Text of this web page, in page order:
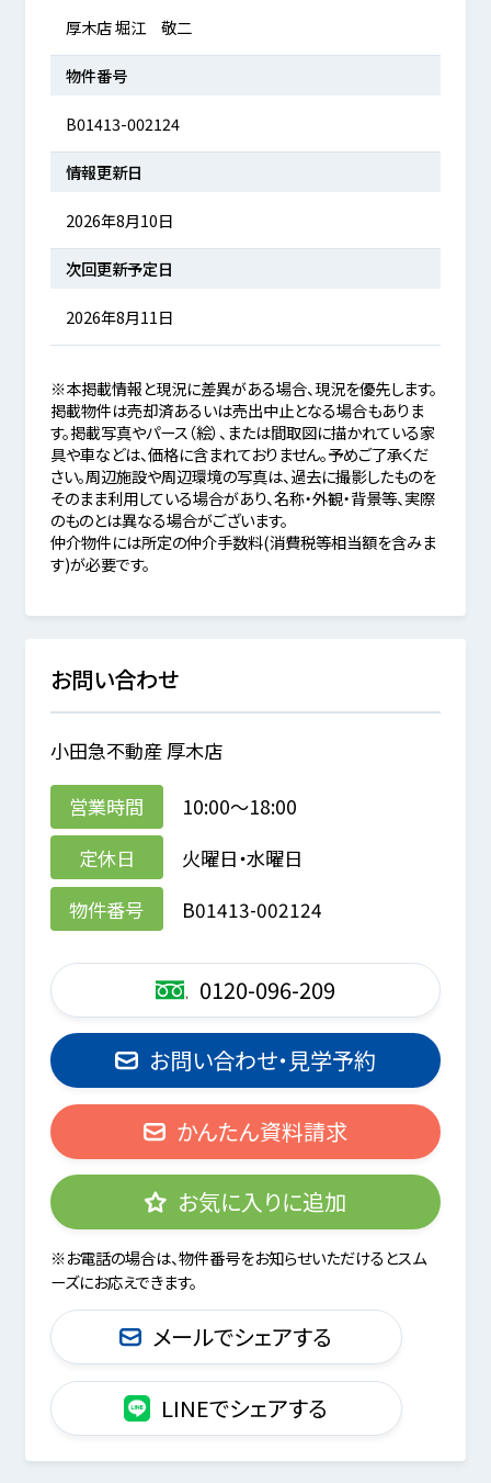
厚木店 堀江 敬二
物件番号
B01413-002124
情報更新日
2026年8月10日
次回更新予定日
2026年8月11日
※本掲載情報と現況に差異がある場合、現況を優先します。
掲載物件は売却済あるいは売出中止となる場合もありま
す。掲載写真やパース（絵）、または間取図に描かれている家
具や車などは、価格に含まれておりません。予めご了承くだ
さい。周辺施設や周辺環境の写真は、過去に撮影したものを
そのまま利用している場合があり、名称・外観・背景等、実際
のものとは異なる場合がございます。
仲介物件には所定の仲介手数料(消費税等相当額を含みま
す)が必要です。
お問い合わせ
小田急不動産 厚木店
営業時間
10:00～18:00
定休日
火曜日・水曜日
物件番号
B01413-002124
0120-096-209
お問い合わせ・見学予約
かんたん資料請求
お気に入りに追加
※お電話の場合は、物件番号をお知らせいただけるとスム
ーズにお応えできます。
メールでシェアする
LINEでシェアする